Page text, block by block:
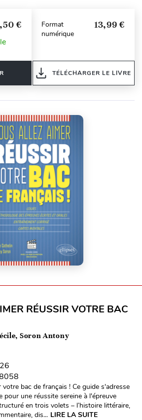
€
Format
numérique
13,99 €
TÉLÉCHARGER LE LIVRE
RÉUSSIR VOTRE BAC
Soron Antony
bac de français ! Ce guide s'adresse
pour une réussite sereine à l'épreuve
en trois volets – l’histoire littéraire,
dis... LIRE LA SUITE